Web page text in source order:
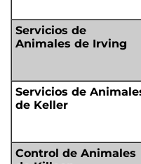
Servicios de
Animales de Irving
Servicios de
de Keller
Control de Animales